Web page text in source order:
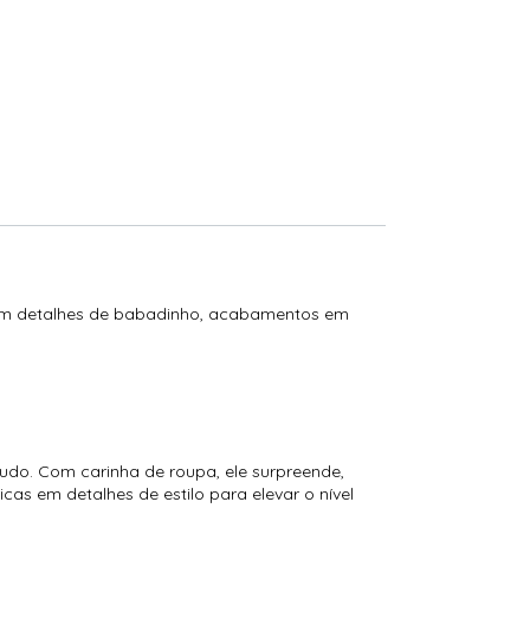
detalhes de babadinho, acabamentos em
Com carinha de roupa, ele surpreende,
em detalhes de estilo para elevar o nível